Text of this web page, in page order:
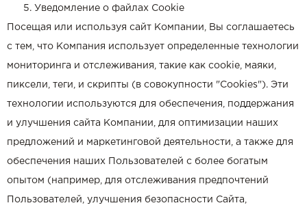
Уведомление о файлах Cookie
Посещая или используя сайт Компании, Вы соглашаетесь
с тем, что Компания использует определенные технологии
мониторинга и отслеживания, такие как cookie, маяки,
пиксели, теги, и скрипты (в совокупности "Cookies"). Эти
технологии используются для обеспечения, поддержания
и улучшения сайта Компании, для оптимизации наших
предложений и маркетинговой деятельности, а также для
обеспечения наших Пользователей с более богатым
опытом (например, для отслеживания предпочтений
Пользователей, улучшения безопасности Сайта,